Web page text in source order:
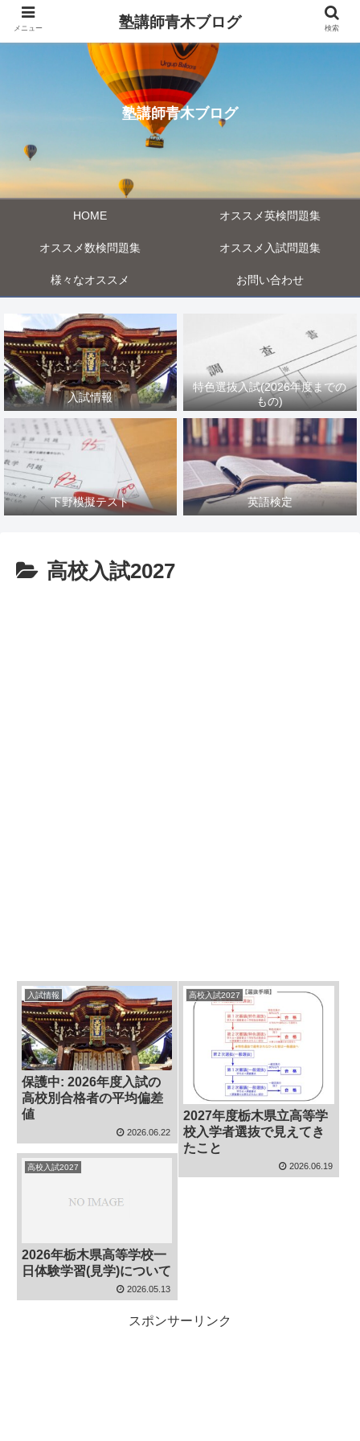
塾講師青木ブログ
HOME オススメ英検問題集
オススメ数検問題集 オススメ入試問題集
様々なオススメ お問い合わせ
入試情報
特色選抜入試(2026年度までの
もの)
下野模擬テスト 英語検定
高校入試2027
入試情報
保護中: 2026年度入試の
高校別合格者の平均偏差
値
2026.06.22
高校入試2027
2027年度栃木県立高等学
校入学者選抜で見えてき
たこと
2026.06.19
高校入試2027
2026年栃木県高等学校一
日体験学習(見学)について
2026.05.13
スポンサーリンク
メニュー 塾講師青木ブログ 検索